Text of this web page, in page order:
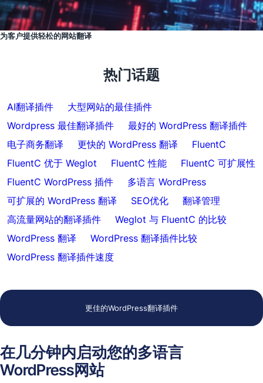
为客户提供轻松的网站翻译
热门话题
AI翻译插件
大型网站的最佳插件
Wordpress 最佳翻译插件
最好的 WordPress 翻译插件
电子商务翻译
更快的 WordPress 翻译
FluentC
FluentC 优于 Weglot
FluentC 性能
FluentC 可扩展性
FluentC WordPress 插件
多语言 WordPress
可扩展的 WordPress 翻译
SEO优化
翻译管理
高流量网站的翻译插件
Weglot 与 FluentC 的比较
WordPress 翻译
WordPress 翻译插件比较
WordPress 翻译插件速度
更佳的WordPress翻译插件
在几分钟内启动您的多语言
WordPress网站